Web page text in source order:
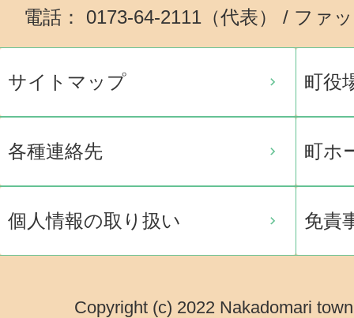
電話： 0173-64-2111（代表） / ファ
サイトマップ 町役
各種連絡先 町ホ
個人情報の取り扱い 免責
Copyright (c) 2022 Nakadomari